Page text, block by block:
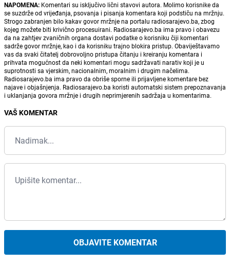
NAPOMENA: Komentari su isključivo lični stavovi autora. Molimo korisnike da
se suzdrže od vrijeđanja, psovanja i pisanja komentara koji podstiču na mržnju.
Strogo zabranjen bilo kakav govor mržnje na portalu radiosarajevo.ba, zbog
kojeg možete biti krivično procesuirani. Radiosarajevo.ba ima pravo i obavezu
da na zahtjev zvaničnih organa dostavi podatke o korisniku čiji komentari
sadrže govor mržnje, kao i da korisniku trajno blokira pristup. Obaviještavamo
vas da svaki čitatelj dobrovoljno pristupa čitanju i kreiranju komentara i
prihvata mogućnost da neki komentari mogu sadržavati narativ koji je u
suprotnosti sa vjerskim, nacionalnim, moralnim i drugim načelima.
Radiosarajevo.ba ima pravo da obriše sporne ili prijavljene komentare bez
najave i objašnjenja. Radiosarajevo.ba koristi automatski sistem prepoznavanja
i uklanjanja govora mržnje i drugih neprimjerenih sadržaja u komentarima.
VAŠ KOMENTAR
OBJAVITE KOMENTAR